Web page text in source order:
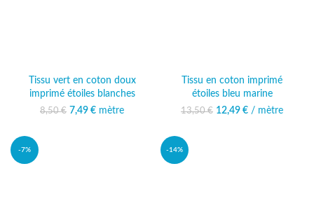
Tissu vert en coton doux
imprimé étoiles blanches
8,50€ Le prix initial était :
7,49 € Le prix actuel
mètre
Tissu en coton imprimé
étoiles bleu marine
13,50€
Le prix initial était :
12,49 €
Le prix
/ mètre
-7% -14%